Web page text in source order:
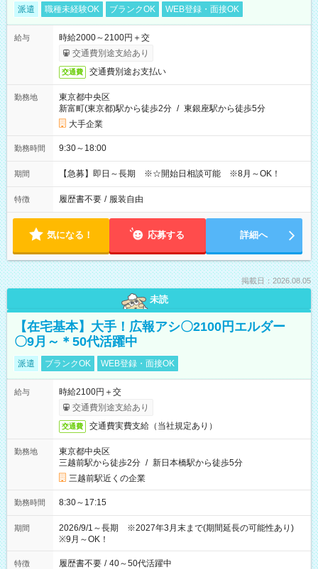
派遣 職種未経験OK ブランクOK WEB登録・面接OK
給与
時給2000～2100円＋交
交通費別途支給あり
交通費 交通費別途お支払い
勤務地
東京都中央区
新富町(東京都)駅から徒歩2分 / 東銀座駅から徒歩5分
大手企業
勤務時間 9:30～18:00
期間 【急募】即日～長期 ※☆開始日相談可能 ※8月～OK！
特徴 履歴書不要 / 服装自由
気になる！ 応募する 詳細へ
掲載日：2026.08.05
未読
【在宅基本】大手！広報アシ〇2100円エルダー
〇9月～＊50代活躍中
派遣 ブランクOK WEB登録・面接OK
給与
時給2100円＋交
交通費別途支給あり
交通費 交通費実費支給（当社規定あり）
勤務地
東京都中央区
三越前駅から徒歩2分 / 新日本橋駅から徒歩5分
三越前駅近くの企業
勤務時間 8:30～17:15
期間
2026/9/1～長期 ※2027年3月末まで(期間延長の可能性あり)
※9月～OK！
特徴 履歴書不要 / 40～50代活躍中